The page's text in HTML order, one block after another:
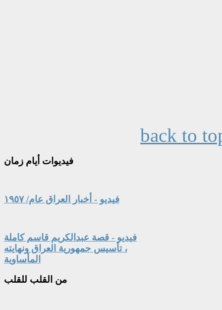
back to
فيديوات أيام زمان
فيديو - أخبار العراق عام/ ١٩٥٧
فيديو - قصة عبدالكريم قاسم كاملة
، تأسيس جمهورية العراق ونهايته
المأساوية
من القلب للقلب